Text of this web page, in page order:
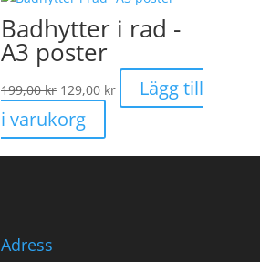
Badhytter i rad -
A3 poster
199,00kr Det
ursprungliga
priset
129,00 kr
nuvarande
Lägg till
i varukorg
Adress